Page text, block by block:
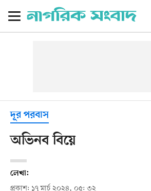
দূর পরবাস
অভিনব বিয়ে
লেখা:
প্রকাশ: ১৭ মার্চ ২০২৪, ০৫: ৩২